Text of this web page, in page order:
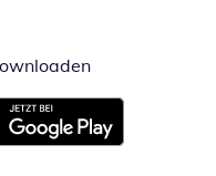
Öffnet in
in neuem Fenster